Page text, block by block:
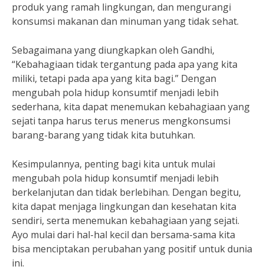
produk yang ramah lingkungan, dan mengurangi
konsumsi makanan dan minuman yang tidak sehat.
Sebagaimana yang diungkapkan oleh Gandhi,
“Kebahagiaan tidak tergantung pada apa yang kita
miliki, tetapi pada apa yang kita bagi.” Dengan
mengubah pola hidup konsumtif menjadi lebih
sederhana, kita dapat menemukan kebahagiaan yang
sejati tanpa harus terus menerus mengkonsumsi
barang-barang yang tidak kita butuhkan.
Kesimpulannya, penting bagi kita untuk mulai
mengubah pola hidup konsumtif menjadi lebih
berkelanjutan dan tidak berlebihan. Dengan begitu,
kita dapat menjaga lingkungan dan kesehatan kita
sendiri, serta menemukan kebahagiaan yang sejati.
Ayo mulai dari hal-hal kecil dan bersama-sama kita
bisa menciptakan perubahan yang positif untuk dunia
ini.